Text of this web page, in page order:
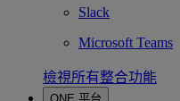
Slack
Microsoft Teams
檢視所有整合功能